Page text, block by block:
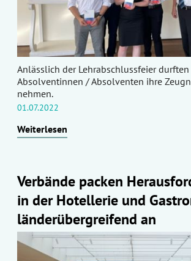
Anlässlich der Lehrabschlussfeier durften
Absolventinnen / Absolventen ihre
nehmen.
01.07.2022
Weiterlesen
Verbände packen
in der Hotellerie und
länderübergreifend an